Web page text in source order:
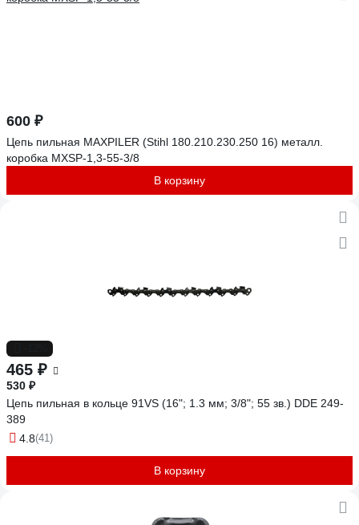
600 ₽
Цепь пильная MAXPILER (Stihl 180.210.230.250 16) металл.
коробка MXSP-1,3-55-3/8
В корзину
465 ₽
530 ₽
Цепь пильная в кольце 91VS (16"; 1.3 мм; 3/8"; 55 зв.) DDE 249-
389
4.8(41)
В корзину